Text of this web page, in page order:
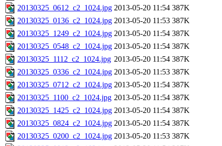
20130325_0612_c2_1024.jpg 2013-05-20 11:54 387K
20130325_0136_c2_1024.jpg 2013-05-20 11:53 387K
20130325_1249_c2_1024.jpg 2013-05-20 11:54 387K
20130325_0548_c2_1024.jpg 2013-05-20 11:54 387K
20130325_1112_c2_1024.jpg 2013-05-20 11:54 387K
20130325_0336_c2_1024.jpg 2013-05-20 11:53 387K
20130325_0712_c2_1024.jpg 2013-05-20 11:54 387K
20130325_1100_c2_1024.jpg 2013-05-20 11:54 387K
20130325_1425_c2_1024.jpg 2013-05-20 11:54 387K
20130325_0824_c2_1024.jpg 2013-05-20 11:54 387K
20130325_0200_c2_1024.jpg 2013-05-20 11:53 387K